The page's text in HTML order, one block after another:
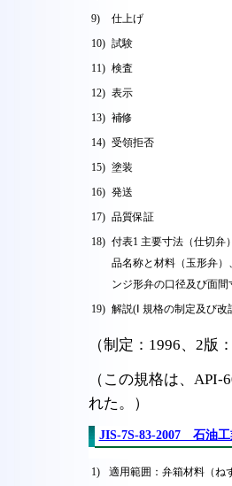
9)
仕上げ
10) 試験
11) 検査
12) 表示
13) 補修
14) 受領拒否
15) 塗装
16) 発送
17) 品質保証
18) 付表1 主要寸法（仕切弁
品名称と材料（玉形弁
ンジ形弁の口径及び面間
19) 解説(Ⅰ 規格の制定及び
（制定：1996、2版
（この規格は、
れた。）
JIS-7S-83-2007 石油
1)
適用範囲：弁箱材料（ね